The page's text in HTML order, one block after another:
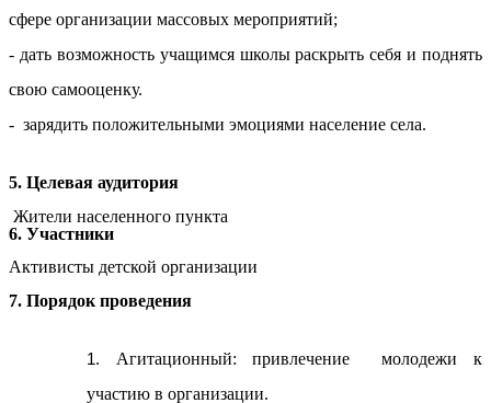
сфере организации массовых мероприятий;
- дать возможность учащимся школы раскрыть себя и поднять
свою самооценку.
- зарядить положительными эмоциями население села.
5. Целевая аудитория
Жители населенного пункта
6. Участники
Активисты детской организации
7. Порядок проведения
Агитационный: привлечение молодежи к
участию в организации.